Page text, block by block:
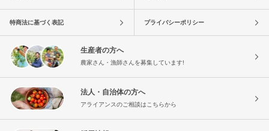
特商法に基づく表記 プライバシーポリシー
生産者の方へ
農家さん・漁師さんを募集しています!
法人・自治体の方へ
アライアンスのご相談はこちらから